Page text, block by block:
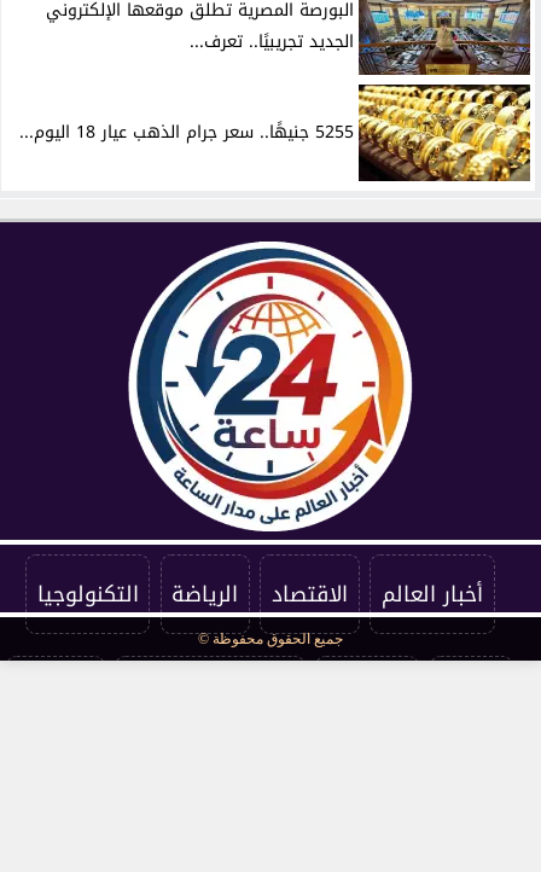
البورصة المصرية تطلق موقعها الإلكتروني
الجديد تجريبيًا.. تعرف...
5255 جنيهًا.. سعر جرام الذهب عيار 18 اليوم...
أخبار العالم الاقتصاد الرياضة التكنولوجيا
جميع الحقوق محفوظة ©